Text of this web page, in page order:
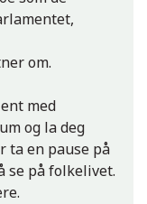
om.
med
og la deg
ta en pause på
se på folkelivet.